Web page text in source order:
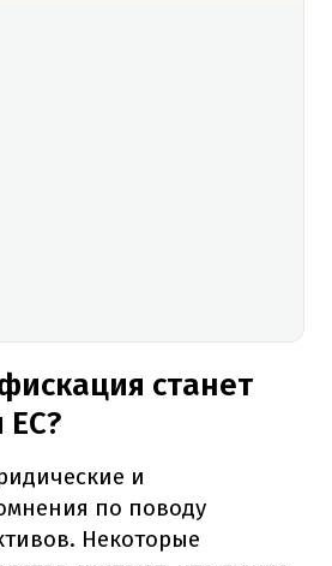
станет
ЕС?
и
по поводу
Некоторые